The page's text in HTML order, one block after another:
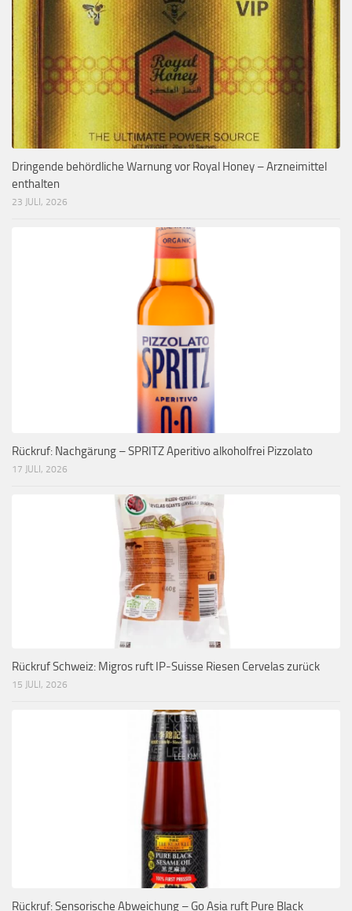
Dringende behördliche Warnung vor Royal Honey – Arzneimittel
enthalten
23 JULI, 2026
Rückruf: Nachgärung – SPRITZ Aperitivo alkoholfrei Pizzolato
17 JULI, 2026
Rückruf Schweiz: Migros ruft IP-Suisse Riesen Cervelas zurück
15 JULI, 2026
Rückruf: Sensorische Abweichung – Go Asia ruft Pure Black